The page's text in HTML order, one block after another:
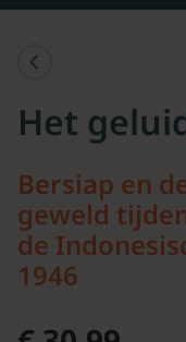
Het
Bersiap en
geweld
de
1946